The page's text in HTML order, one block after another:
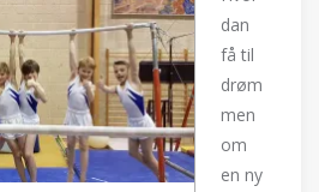
dan
få til
drøm
men
om
en ny